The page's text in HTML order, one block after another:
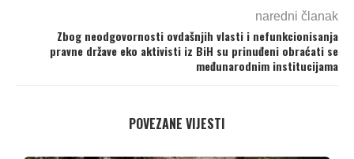
naredni članak
Zbog neodgovornosti ovdašnjih vlasti i nefunkcionisanja
pravne države eko aktivisti iz BiH su prinuđeni obraćati se
međunarodnim institucijama
POVEZANE VIJESTI